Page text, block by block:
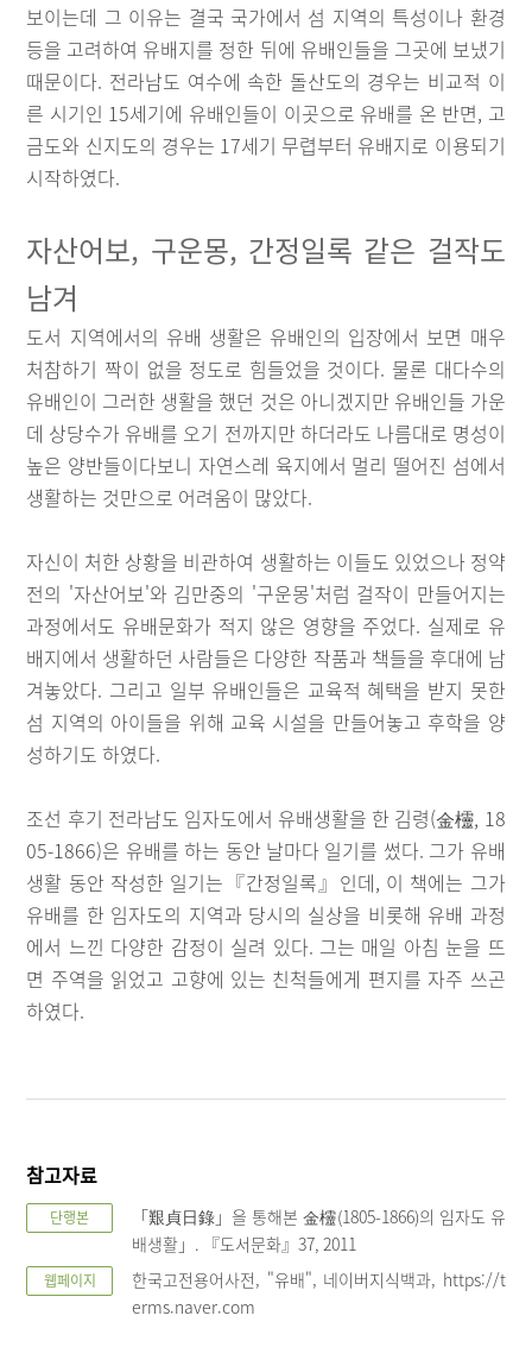
보이는데 그 이유는 결국 국가에서 섬 지역의 특성이나 환경
등을 고려하여 유배지를 정한 뒤에 유배인들을 그곳에 보냈기
때문이다. 전라남도 여수에 속한 돌산도의 경우는 비교적 이
른 시기인 15세기에 유배인들이 이곳으로 유배를 온 반면, 고
금도와 신지도의 경우는 17세기 무렵부터 유배지로 이용되기
시작하였다.
자산어보, 구운몽, 간정일록 같은 걸작도
남겨
도서 지역에서의 유배 생활은 유배인의 입장에서 보면 매우
처참하기 짝이 없을 정도로 힘들었을 것이다. 물론 대다수의
유배인이 그러한 생활을 했던 것은 아니겠지만 유배인들 가운
데 상당수가 유배를 오기 전까지만 하더라도 나름대로 명성이
높은 양반들이다보니 자연스레 육지에서 멀리 떨어진 섬에서
생활하는 것만으로 어려움이 많았다.
자신이 처한 상황을 비관하여 생활하는 이들도 있었으나 정약
전의 '자산어보'와 김만중의 '구운몽'처럼 걸작이 만들어지는
과정에서도 유배문화가 적지 않은 영향을 주었다. 실제로 유
배지에서 생활하던 사람들은 다양한 작품과 책들을 후대에 남
겨놓았다. 그리고 일부 유배인들은 교육적 혜택을 받지 못한
섬 지역의 아이들을 위해 교육 시설을 만들어놓고 후학을 양
성하기도 하였다.
조선 후기 전라남도 임자도에서 유배생활을 한 김령(金欞, 18
05-1866)은 유배를 하는 동안 날마다 일기를 썼다. 그가 유배
생활 동안 작성한 일기는『간정일록』인데, 이 책에는 그가
유배를 한 임자도의 지역과 당시의 실상을 비롯해 유배 과정
에서 느낀 다양한 감정이 실려 있다. 그는 매일 아침 눈을 뜨
면 주역을 읽었고 고향에 있는 친척들에게 편지를 자주 쓰곤
하였다.
참고자료
단행본
「艱貞日錄」을 통해본 金欞(1805-1866)의 임자도 유
배생활」. 『도서문화』37, 2011
웹페이지
한국고전용어사전, "유배", 네이버지식백과, https://t
erms.naver.com